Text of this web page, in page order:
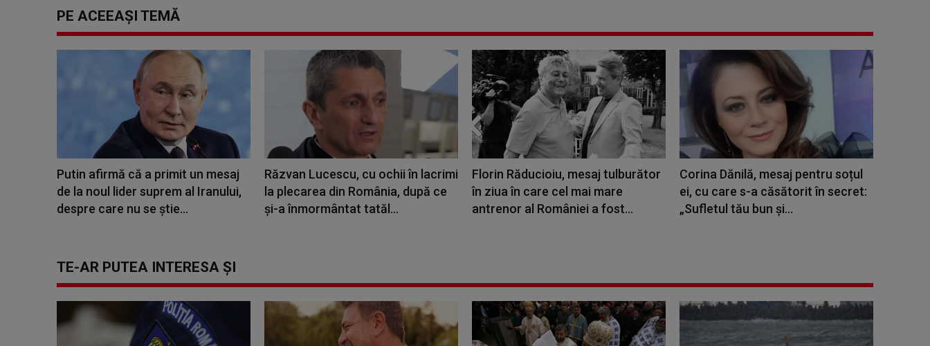
PE ACEEAȘI TEMĂ
Putin afirmă că a primit un mesaj
de la noul lider suprem al Iranului,
despre care nu se ştie...
Răzvan Lucescu, cu ochii în lacrimi
la plecarea din România, după ce
și-a înmormântat tatăl...
Florin Răducioiu, mesaj tulburător
în ziua în care cel mai mare
antrenor al României a fost...
Corina Dănilă, mesaj pentru soțul
ei, cu care s-a căsătorit în secret:
„Sufletul tău bun și...
TE-AR PUTEA INTERESA ȘI